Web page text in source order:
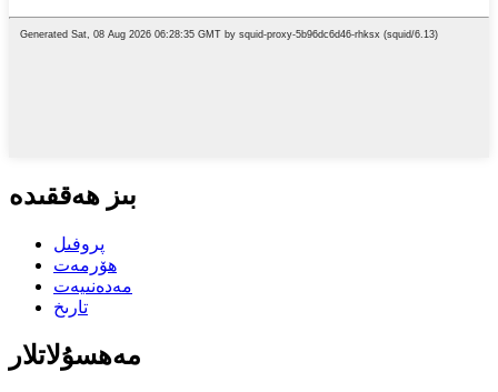
بىز ھەققىدە
پروفىل
ھۆرمەت
مەدەنىيەت
تارىخ
مەھسۇلاتلار